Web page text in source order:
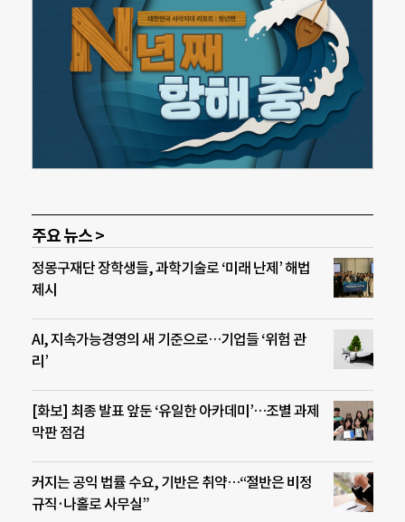
주요 뉴스 >
정몽구재단 장학생들, 과학기술로 ‘미래 난제’ 해법
제시
AI, 지속가능경영의 새 기준으로…기업들 ‘위험 관
리’
[화보] 최종 발표 앞둔 ‘유일한 아카데미’…조별 과제
막판 점검
커지는 공익 법률 수요, 기반은 취약…“절반은 비정
규직·나홀로 사무실”